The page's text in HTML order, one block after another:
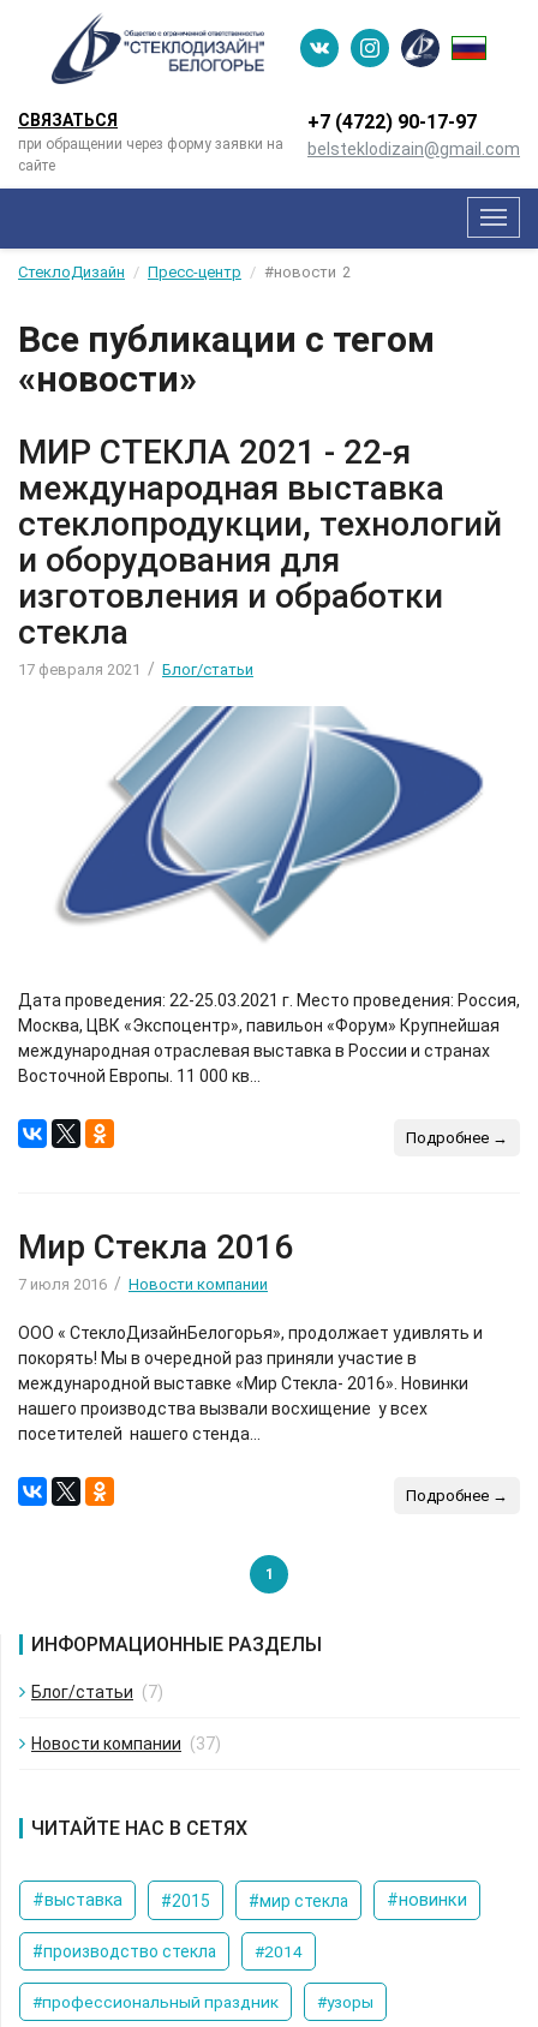
СВЯЗАТЬСЯ
при обращении через форму заявки на
сайте
+7 (4722) 90-­17-­97
belsteklodizain@gmail.com
Меню
СтеклоДизайн Пресс-центр #новости 2
Все публикации с тегом
«новости»
МИР СТЕКЛА 2021 - 22-я
международная выставка
стеклопродукции, технологий
и оборудования для
изготовления и обработки
стекла
17 февраля 2021 / Блог/статьи
Дата проведения: 22-25.03.2021 г. Место проведения: Россия,
Москва, ЦВК «Экспоцентр», павильон «Форум» Крупнейшая
международная отраслевая выставка в России и странах
Восточной Европы. 11 000 кв...
Подробнее →
Мир Стекла 2016
7 июля 2016 / Новости компании
ООО « СтеклоДизайнБелогорья», продолжает удивлять и
покорять! Мы в очередной раз приняли участие в
международной выставке «Мир Стекла- 2016». Новинки
нашего производства вызвали восхищение у всех
посетителей нашего стенда...
Подробнее →
1
ИНФОРМАЦИОННЫЕ РАЗДЕЛЫ
Блог/статьи (7)
Новости компании (37)
ЧИТАЙТЕ НАС В СЕТЯХ
#выставка #2015 #мир стекла #новинки
#производство стекла #2014
#профессиональный праздник #узоры